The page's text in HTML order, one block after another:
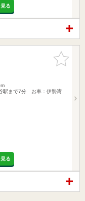
る
お気に入
りに追加
駅まで7分 お車：伊勢湾
る